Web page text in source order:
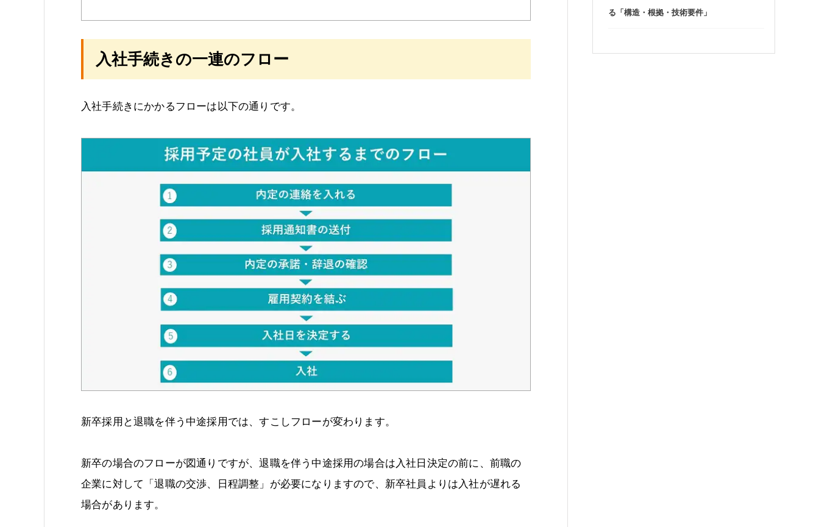
入社手続きの一連のフロー
入社手続きにかかるフローは以下の通りです。
新卒採用と退職を伴う中途採用では、すこしフローが変わります。
新卒の場合のフローが図通りですが、退職を伴う中途採用の場合は入社日決定の前に、前職の
企業に対して「退職の交渉、日程調整」が必要になりますので、新卒社員よりは入社が遅れる
場合があります。
る「構造・根拠・技術要件」